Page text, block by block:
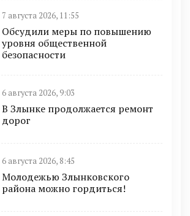
7 августа 2026, 11:55
Обсудили меры по повышению
уровня общественной
безопасности
6 августа 2026, 9:03
В Злынке продолжается ремонт
дорог
6 августа 2026, 8:45
Молодежью Злынковского
района можно гордиться!